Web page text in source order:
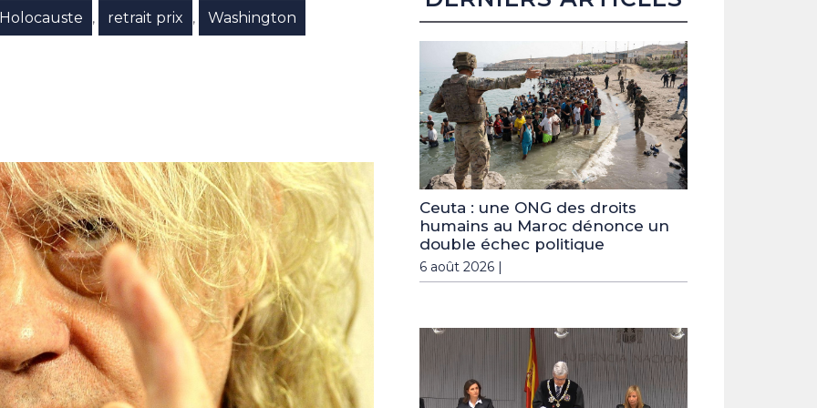
, retrait prix , Washington
Ceuta : une ONG des droits
humains au Maroc dénonce un
double échec politique
6 août 2026 |